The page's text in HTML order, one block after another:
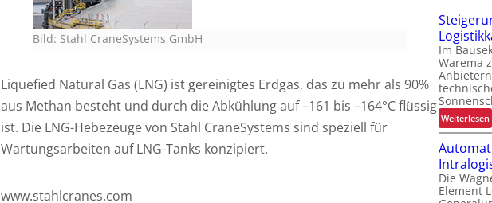
Bild: Stahl CraneSystems GmbH
Liquefied Natural Gas (LNG) ist gereinigtes Erdgas, das zu mehr als 90%
aus Methan besteht und durch die Abkühlung auf –161 bis –164°C flüssig
ist. Die LNG-Hebe­zeuge von Stahl CraneSystems sind speziell für
Wartung­sarbeiten auf LNG-Tanks konzipiert.
www.stahlcranes.com
i
r
u
g
u
f
s
s
t
r
f
i
t
s
i
c
r
Im
Warema
Weiterlesen:
t
i
Die
Element